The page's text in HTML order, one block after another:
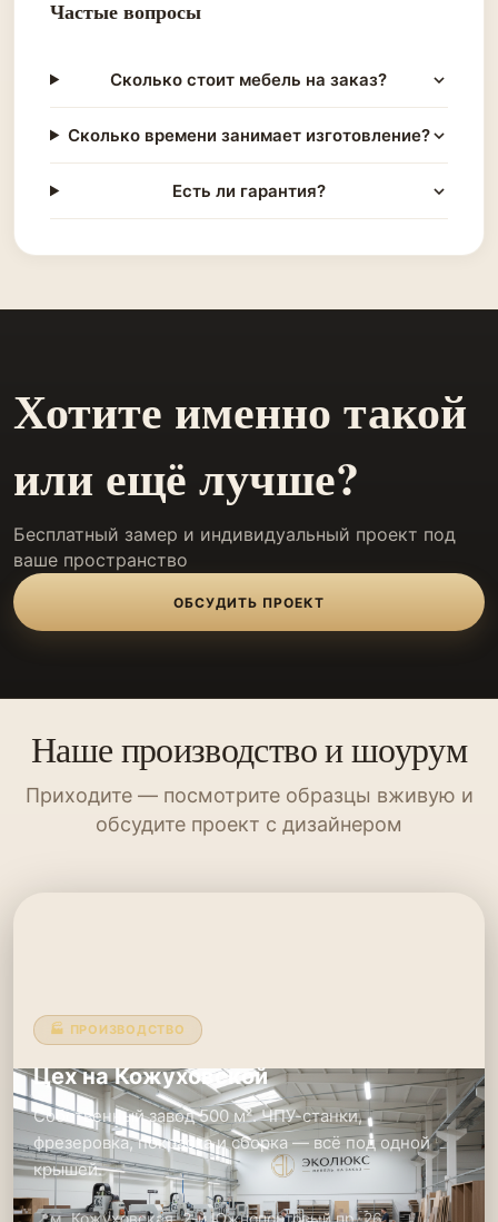
Частые вопросы
Сколько стоит мебель на заказ?
Сколько времени занимает изготовление?
Есть ли гарантия?
Хотите именно такой
или ещё лучше?
Бесплатный замер и индивидуальный проект под
ваше пространство
ОБСУДИТЬ ПРОЕКТ
Наше производство и шоурум
Приходите — посмотрите образцы вживую и
обсудите проект с дизайнером
🏭 ПРОИЗВОДСТВО
Цех на Кожуховской
Собственный завод 500 м². ЧПУ-станки,
фрезеровка, покраска и сборка — всё под одной
крышей.
м. Кожуховская, 2-й Южнопортовый пр. 26